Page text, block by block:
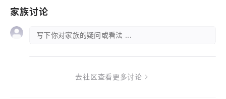
家族讨论
写下你对家族的疑问或看法 ...
去社区查看更多讨论